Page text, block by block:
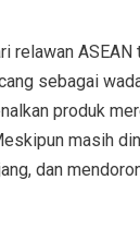
ASEAN
sebagai
produk
masih
dan